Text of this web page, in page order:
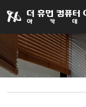
031-252-7277
아카데미소개
인사말
시설안내